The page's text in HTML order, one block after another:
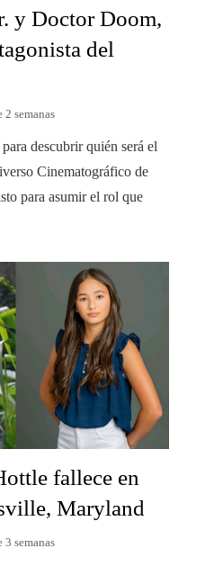
y Doctor Doom,
del
2 semanas
descubrir quién será el
Cinematográfico de
para asumir el rol que
fallece en
Maryland
3 semanas